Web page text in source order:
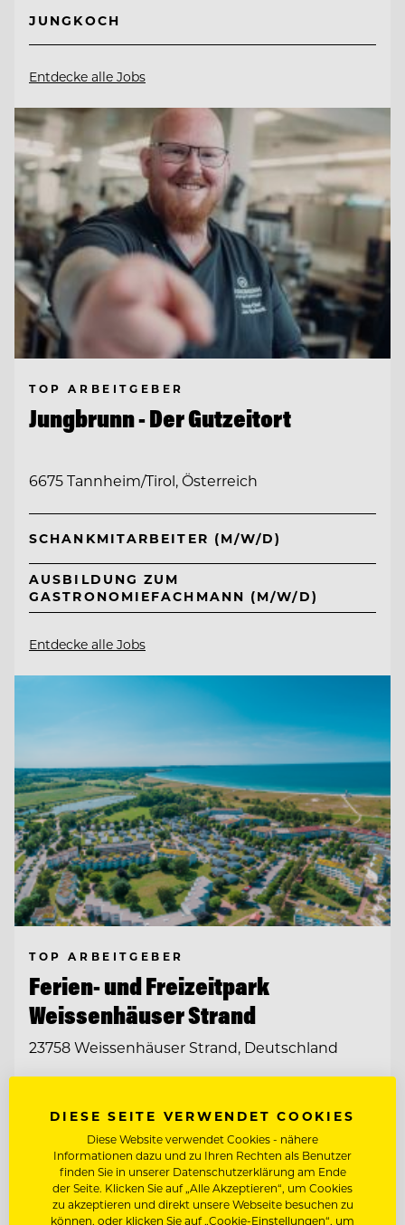
JUNGKOCH
Entdecke alle Jobs
TOP ARBEITGEBER
Jungbrunn - Der Gutzeitort
6675 Tannheim/Tirol, Österreich
SCHANKMITARBEITER (M/W/D)
AUSBILDUNG ZUM
GASTRONOMIEFACHMANN (M/W/D)
Entdecke alle Jobs
TOP ARBEITGEBER
Ferien- und Freizeitpark
Weissenhäuser Strand
23758 Weissenhäuser Strand, Deutschland
KÜCHENCHEF AMERICAN DINER (M/W/D)
Entdecke alle Jobs
DIESE SEITE VERWENDET COOKIES
Diese Website verwendet Cookies - nähere
Informationen dazu und zu Ihren Rechten als Benutzer
finden Sie in unserer Datenschutzerklärung am Ende
der Seite. Klicken Sie auf „Alle Akzeptieren“, um Cookies
zu akzeptieren und direkt unsere Webseite besuchen zu
können, oder klicken Sie auf „Cookie-Einstellungen“, um